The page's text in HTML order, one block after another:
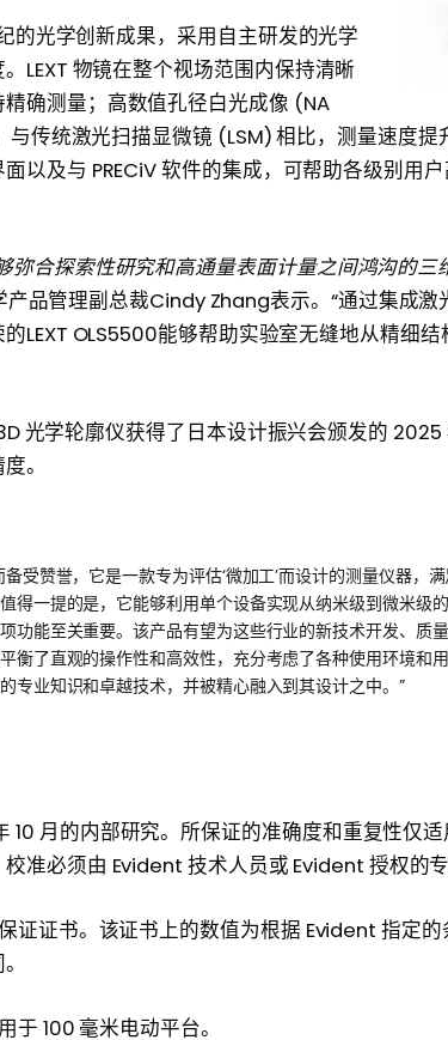
的光学创新成果，采用自主研发的光学
LEXT 物镜在整个视场范围内保持清晰
确测量；高数值孔径白光成像 (NA
与传统激光扫描显微镜 (LSM) 相比，测量速度
以及与 PRECiV 软件的集成，可帮助各级别用
弥合探索性研究和高通量表面计量之间鸿沟的三
品管理副总裁Cindy Zhang表示。“通过集成激
LEXT OLS5500能够帮助实验室无缝地从精细
光学轮廓仪获得了日本设计振兴会颁发的
。
受赞誉，它是一款专为评估‘微加工’而设计的测量仪器，
得一提的是，它能够利用单个设备实现从纳米级到微米级
功能至关重要。该产品有望为这些行业的新技术开发、质
衡了直观的操作性和高效性，充分考虑了各种使用环境和
专业知识和卓越技术，并被精心融入到其设计之中。”
10 月的内部研究。所保证的准确度和重复性仅
准必须由 Evident 技术人员或 Evident 授权的专
证证书。该证书上的数值为根据 Evident 指定
于 100 毫米电动平台。